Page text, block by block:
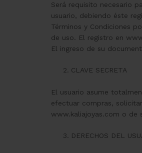
Será requisito necesario
usuario, debiendo éste
Términos y Condiciones
de uso. El registro en
El ingreso de su
CLAVE SECRETA
El usuario asume
efectuar compras,
www.kaliajoyas.com o de
DERECHOS DEL